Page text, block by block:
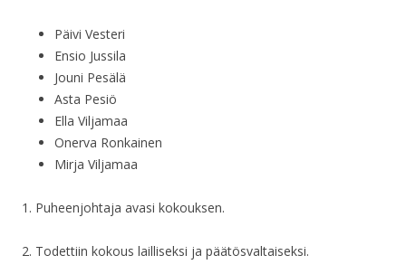
Päivi Vesteri
Ensio Jussila
Jouni Pesälä
Asta Pesiö
Ella Viljamaa
Onerva Ronkainen
Mirja Viljamaa
1. Puheenjohtaja avasi kokouksen.
2. Todettiin kokous lailliseksi ja päätösvaltaiseksi.